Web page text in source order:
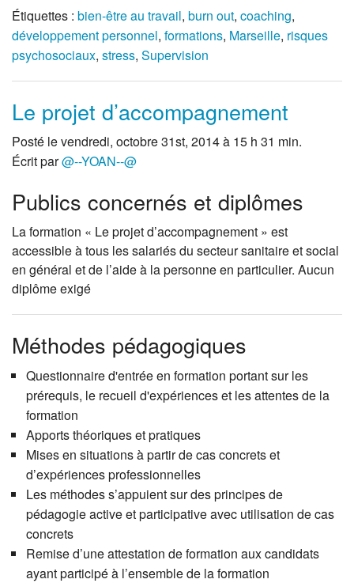
Étiquettes : bien-être au travail, burn out, coaching,
développement personnel, formations, Marseille, risques
psychosociaux, stress, Supervision
Le projet d’accompagnement
Posté le vendredi, octobre 31st, 2014 à 15 h 31 min.
Écrit par@--YOAN--@
Publics concernés et diplômes
La formation « Le projet d’accompagnement » est
accessible à tous les salariés du secteur sanitaire et social
en général et de l’aide à la personne en particulier. Aucun
diplôme exigé
Méthodes pédagogiques
Questionnaire d'entrée en formation portant sur les
prérequis, le recueil d'expériences et les attentes de la
formation
Apports théoriques et pratiques
Mises en situations à partir de cas concrets et
d’expériences professionnelles
Les méthodes s’appuient sur des principes de
pédagogie active et participative avec utilisation de cas
concrets
Remise d’une attestation de formation aux candidats
ayant participé à l’ensemble de la formation